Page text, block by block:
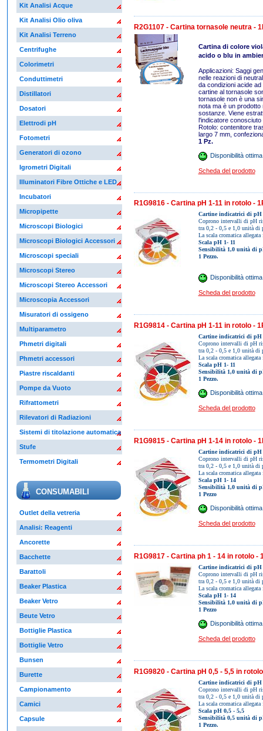
Kit Analisi Acque
Kit Analisi Olio oliva
Kit Analisi Terreno
Centrifughe
Colorimetri
Conduttimetri
Distillatori
Dosatori
Elettrodi pH
Fotometri
Generatori di ozono
Igrometri Digitali
Illuminatori Fibre Ottiche e LED
Incubatori
Micropipette
Microscopi Biologici
Microscopi Biologici Accessori
Microscopi speciali
Microscopi Stereo
Microscopi Stereo Accessori
Microscopia Accessori
Misuratori di ossigeno
Multiparametro
Phmetri digitali
Phmetri accessori
Piastre riscaldanti
Pompe da Vuoto
Rifrattometri
Rilevatori di Radiazioni
Sistemi di titolazione automatica
Stufe
Termometri Digitali
CONSUMABILI
Outlet della vetreria
Analisi: Reagenti
Ancorette
Bacchette
Barattoli
Beaker Plastica
Beaker Vetro
Beute Vetro
Bottiglie Plastica
Bottiglie Vetro
Bunsen
Burette
Campionamento
Camici
Capsule
R2G1107 - Cartina tornasole neutra -
Cartina di colore
acido o blu in
Applicazioni: Saggi
nelle reazioni di
da condizioni acide
cartine al tornasole
tornasole non è una
nota ma è un prodotto
sostanze. Viene
l'indicatore
Rotolo: contenitore
largo 7 mm,
1 Pz.
Disponibilità ottima
Scheda del prodotto
R1G9816 - Cartina pH 1-11 in rotolo -
Cartine indicatrici di pH
Coprono intervalli di pH
tra 0,2 - 0,5 e 1,0 unità di
La scala cromatica
Scala pH 1- 11
Sensibilità 1,0 unità di
1 Pezzo.
Disponibilità ottima
Scheda del prodotto
R1G9814 - Cartina pH 1-11 in rotolo -
Cartine indicatrici di pH
Coprono intervalli di pH
tra 0,2 - 0,5 e 1,0 unità di
La scala cromatica
Scala pH 1- 11
Sensibilità 1,0 unità di
1 Pezzo.
Disponibilità ottima
Scheda del prodotto
R1G9815 - Cartina pH 1-14 in rotolo -
Cartine indicatrici di pH
Coprono intervalli di pH
tra 0,2 - 0,5 e 1,0 unità di
La scala cromatica
Scala pH 1- 14
Sensibilità 1,0 unità di
1 Pezzo
Disponibilità ottima
Scheda del prodotto
R1G9817 - Cartina ph 1 - 14 in rotolo -
Cartine indicatrici di pH
Coprono intervalli di pH
tra 0,2 - 0,5 e 1,0 unità di
La scala cromatica
Scala pH 1- 14
Sensibilità 1,0 unità di
1 Pezzo
Disponibilità ottima
Scheda del prodotto
R1G9820 - Cartina pH 0,5 - 5,5 in
Cartine indicatrici di pH
Coprono intervalli di pH
tra 0,2 - 0,5 e 1,0 unità di
La scala cromatica
Scala pH 0,5 - 5,5
Sensibilità 0,5 unità di
1 Pezzo.